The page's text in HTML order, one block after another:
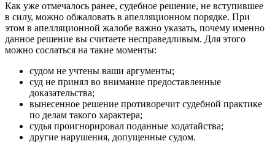
Как уже отмечалось ранее, судебное решение, не вступившее
в силу, можно обжаловать в апелляционном порядке. При
этом в апелляционной жалобе важно указать, почему именно
данное решение вы считаете несправедливым. Для этого
можно сослаться на такие моменты:
судом не учтены ваши аргументы;
суд не принял во внимание предоставленные
доказательства;
вынесенное решение противоречит судебной практике
по делам такого характера;
судья проигнорировал поданные ходатайства;
другие нарушения, допущенные судом.